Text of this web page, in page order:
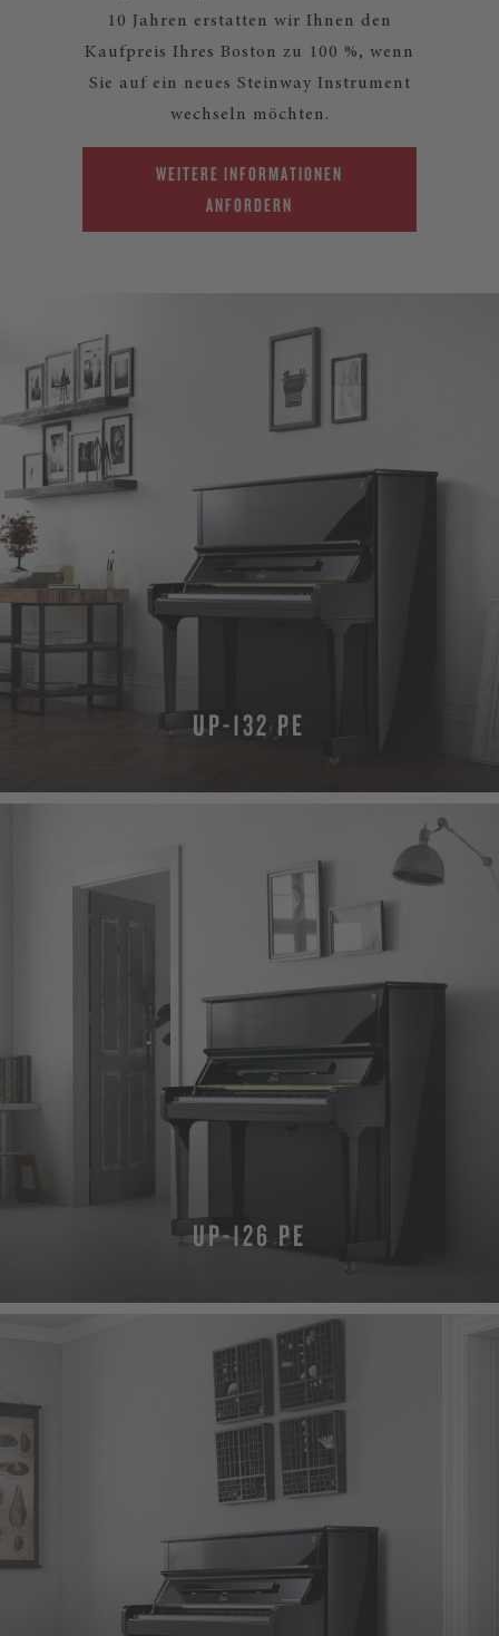
10 Jahren erstatten wir Ihnen den
Kaufpreis Ihres Boston zu 100 %, wenn
Sie auf ein neues Steinway Instrument
wechseln möchten.
WEITERE INFORMATIONEN
ANFORDERN
UP-132 PE
UP-126 PE